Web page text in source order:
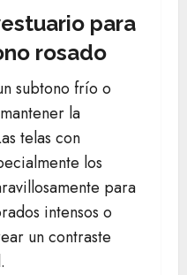
para
rosado
subtono frío o
la
telas con
los
para
intensos o
un contraste